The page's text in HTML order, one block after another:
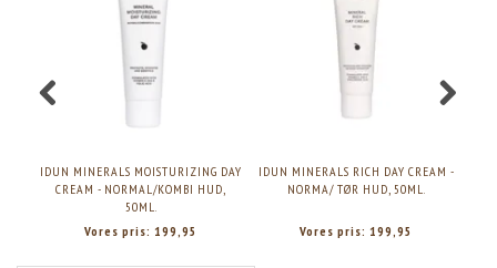
IDUN MINERALS MOISTURIZING DAY
CREAM - NORMAL/KOMBI HUD,
50ML.
Vores pris: 199,95
IDUN MINERALS RICH DAY CREAM -
NORMA/ TØR HUD, 50ML.
Vores pris: 199,95